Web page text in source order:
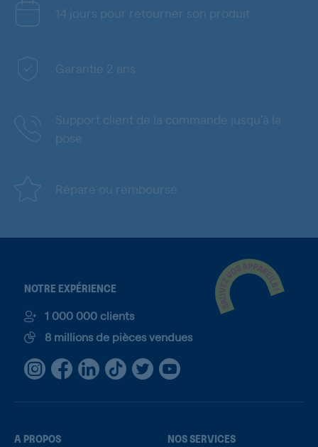
14 jours pour retourner son produit
Garantie 2 ans
Support client de la commande jusqu'à la
pose
Réparé ou remboursé
NOTRE EXPÉRIENCE
1 000 000 clients
8 millions de pièces vendues
A PROPOS NOS SERVICES